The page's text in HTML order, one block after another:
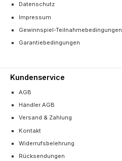
Datenschutz
Impressum
Gewinnspiel-Teilnahmebedingungen
Garantiebedingungen
Kundenservice
AGB
Händler AGB
Versand & Zahlung
Kontakt
Widerrufsbelehrung
Rücksendungen